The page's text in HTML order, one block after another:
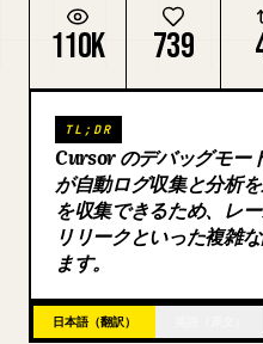
ダウンロード
ブログ
更新情報
110K 739
TL;DR
Cursor のデバッグモー
が自動ログ収集と分析
を収集できるため、レ
リリークといった複雑
ます。
日本語（翻訳）